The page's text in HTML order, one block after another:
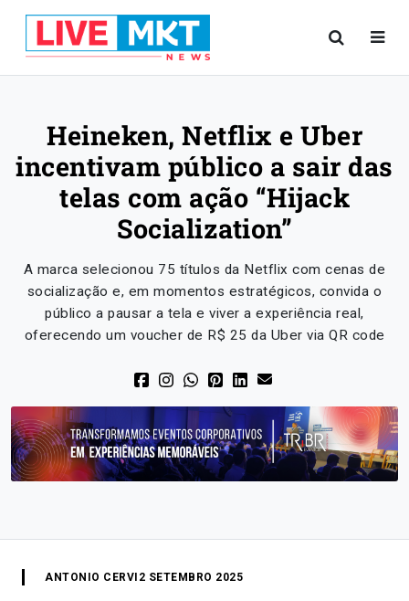
Heineken, Netflix e Uber
incentivam público a sair das
telas com ação “Hijack
Socialization”
A marca selecionou 75 títulos da Netflix com cenas de
socialização e, em momentos estratégicos, convida o
público a pausar a tela e viver a experiência real,
oferecendo um voucher de R$ 25 da Uber via QR code
ANTONIO CERVI 2 SETEMBRO 2025